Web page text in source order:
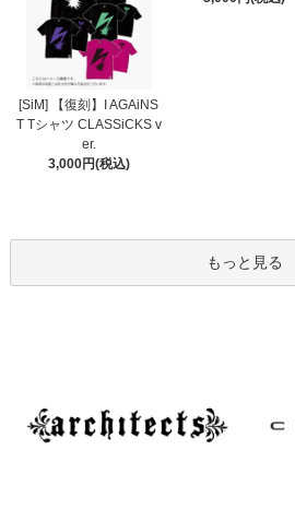
[SiM] 【復刻】I AGAiNS
T Tシャツ CLASSiCKS v
er.
3,000円(税込)
もっと見る